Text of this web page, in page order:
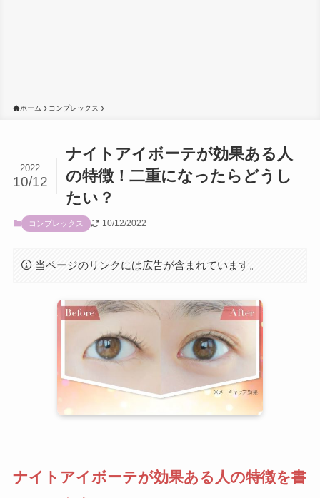
ホーム コンプレックス
ナイトアイボーテが効果ある人
の特徴！二重になったらどうし
たい？
2022
10/12
コンプレックス 10/12/2022
当ページのリンクには広告が含まれています。
ナイトアイボーテが効果ある人の特徴を書